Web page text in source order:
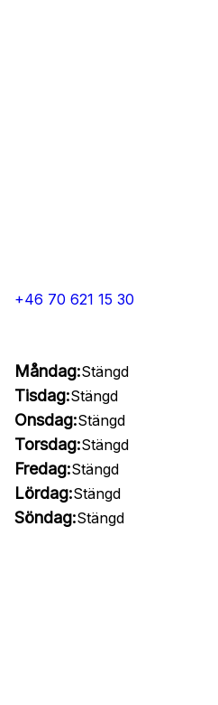
+46 70 621 15 30
Måndag:Stängd
Tisdag:Stängd
Onsdag:Stängd
Torsdag:Stängd
Fredag:Stängd
Lördag:Stängd
Söndag:Stängd